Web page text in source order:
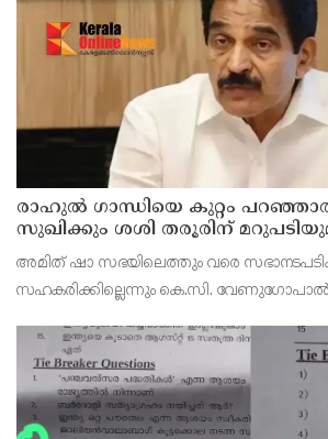
മജിസ്‌ട്രേറ്റാണ് റിമാൻഡ് ചെയ്തത്
ജയില
രാഹുല്‍ ഗാന്ധിയെ കുറ്റം
സുഖിക്കും ശശി തരൂരിന്
വേണുഗോപാല്‍
അമിത് ഷാ സഭയിലെത്തും വരെ
സഹകരിക്കില്ലെന്നും കെ.സി. വേണുഗോപാല്‍